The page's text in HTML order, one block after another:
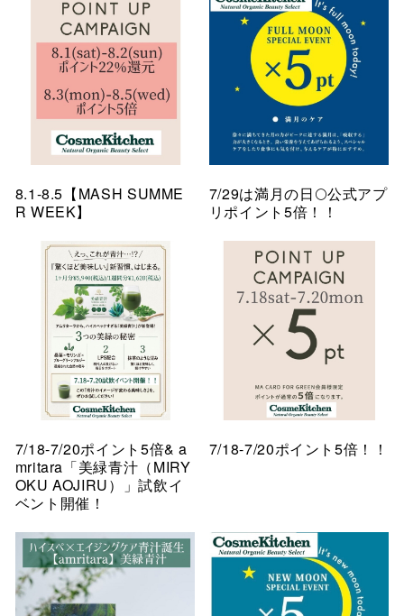
8.1-8.5【MASH SUMME
R WEEK】
7/29は満月の日🌕公式アプ
リポイント5倍！！
7/18-7/20ポイント5倍& a
mritara「美緑青汁（MIRY
OKU AOJIRU）」試飲イ
ベント開催！
7/18-7/20ポイント5倍！！